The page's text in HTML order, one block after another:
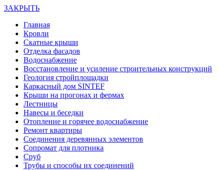
ЗАКРЫТЬ
Главная
Кровли
Скатные крыши
Отделка фасадов
Водоснабжение
Восстановление и усиление строительных конструкций
Геология стройплощадки
Каркасный дом SINTEF
Крыши на прогонах и фермах
Лестницы
Навесы и беседки
Отопление и горячее водоснабжение
Ремонт квартиры
Соединения деревянных элементов
Сопромат для плотника
Сруб
Трубы и способы их соединений